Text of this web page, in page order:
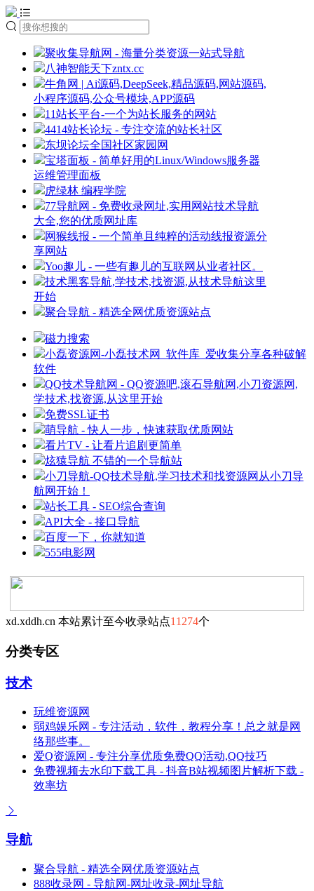
聚收集导航网 - 海量分类资源一站式导航
八神智能天下zntx.cc
牛角网 | Ai源码,DeepSeek,精品源码,网站源码,
小程序源码,公众号模块,APP源码
11站长平台-一个为站长服务的网站
4414站长论坛 - 专注交流的站长社区
东坝论坛全国社区家园网
宝塔面板 - 简单好用的Linux/Windows服务器
运维管理面板
虎绿林 编程学院
77导航网 - 免费收录网址,实用网站技术导航
大全,您的优质网址库
网猴线报 - 一个简单且纯粹的活动线报资源分
享网站
Yoo趣儿 - 一些有趣儿的互联网从业者社区。
技术黑客导航,学技术,找资源,从技术导航这里
开始
聚合导航 - 精选全网优质资源站点
磁力搜索
小磊资源网-小磊技术网_软件库_爱收集分享各种破解
软件
QQ技术导航网 - QQ资源吧,滚石导航网,小刀资源网,
学技术,找资源,从这里开始
免费SSL证书
萌导航 - 快人一步，快速获取优质网站
看片TV - 让看片追剧更简单
炫猿导航 不错的一个导航站
小刀导航-QQ技术导航,学习技术和找资源网从小刀导
航网开始！
站长工具 - SEO综合查询
API大全 - 接口导航
百度一下，你就知道
555电影网
xd.xddh.cn 本站累计至今收录站点11274个
分类专区
技术
玩维资源网
弱鸡娱乐网 - 专注活动，软件，教程分享！总之就是网
络那些事。
爱Q资源网 - 专注分享优质免费QQ活动,QQ技巧
免费视频去水印下载工具 - 抖音B站视频图片解析下载 -
效率坊
导航
聚合导航 - 精选全网优质资源站点
888收录网 - 导航网-网址收录-网址导航